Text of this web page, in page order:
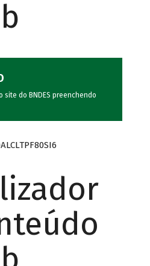
site do BNDES preenchendo